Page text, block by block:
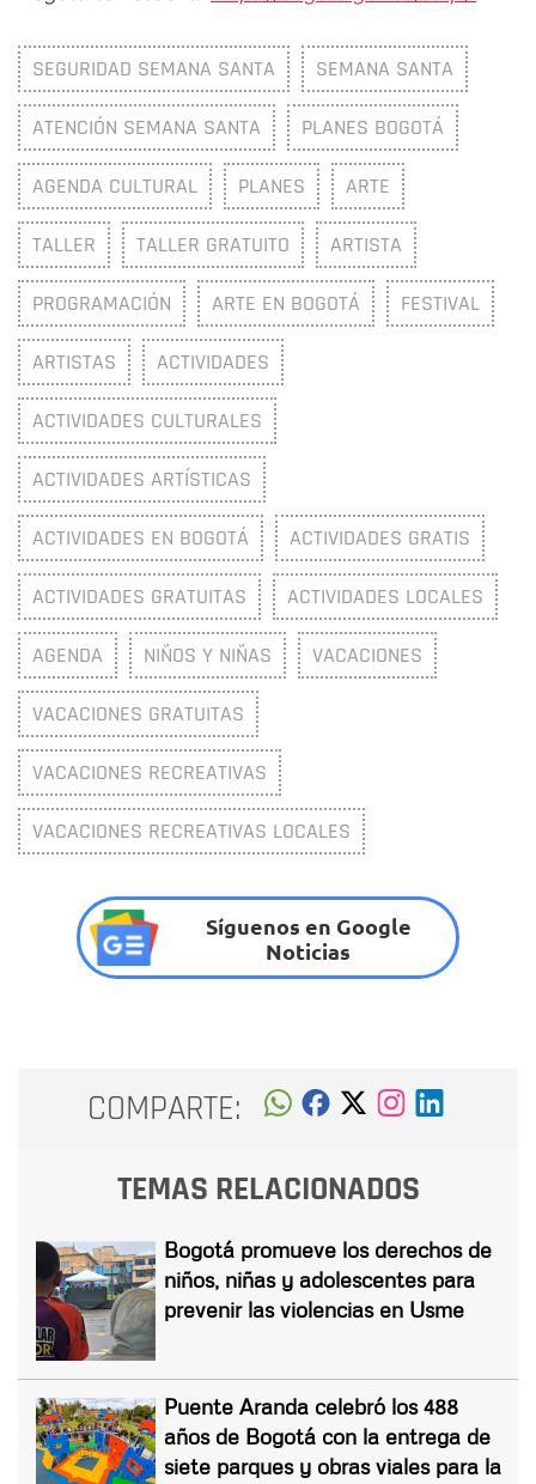
SEGURIDAD SEMANA SANTA SEMANA SANTA
ATENCIÓN SEMANA SANTA PLANES BOGOTÁ
AGENDA CULTURAL PLANES ARTE
TALLER TALLER GRATUITO ARTISTA
PROGRAMACIÓN ARTE EN BOGOTÁ FESTIVAL
ARTISTAS ACTIVIDADES
ACTIVIDADES CULTURALES
ACTIVIDADES ARTÍSTICAS
ACTIVIDADES EN BOGOTÁ ACTIVIDADES GRATIS
ACTIVIDADES GRATUITAS ACTIVIDADES LOCALES
AGENDA NIÑOS Y NIÑAS VACACIONES
VACACIONES GRATUITAS
VACACIONES RECREATIVAS
VACACIONES RECREATIVAS LOCALES
Síguenos en Google
Noticias
COMPARTE:
TEMAS RELACIONADOS
Bogotá promueve los derechos de
niños, niñas y adolescentes para
prevenir las violencias en Usme
Puente Aranda celebró los 488
años de Bogotá con la entrega de
siete parques y obras viales para la